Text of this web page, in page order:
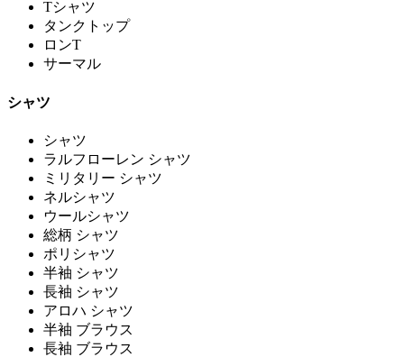
Tシャツ
タンクトップ
ロンT
サーマル
シャツ
シャツ
ラルフローレン シャツ
ミリタリー シャツ
ネルシャツ
ウールシャツ
総柄 シャツ
ポリシャツ
半袖 シャツ
長袖 シャツ
アロハ シャツ
半袖 ブラウス
長袖 ブラウス